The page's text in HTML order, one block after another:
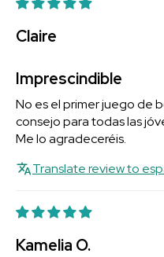
Claire
Imprescindible
No es el primer juego de
consejo para todas las
Me lo agradeceréis.
Translate review to
Kamelia O.